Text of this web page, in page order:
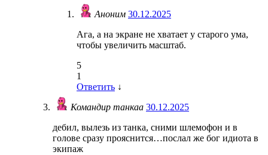
Аноним 30.12.2025
Ага, а на экране не хватает у старого ума,
чтобы увеличить масштаб.
5
1
Ответить ↓
Командир танкаа 30.12.2025
дебил, вылезь из танка, сними шлемофон и в
голове сразу прояснится…послал же бог идиота в
экипаж